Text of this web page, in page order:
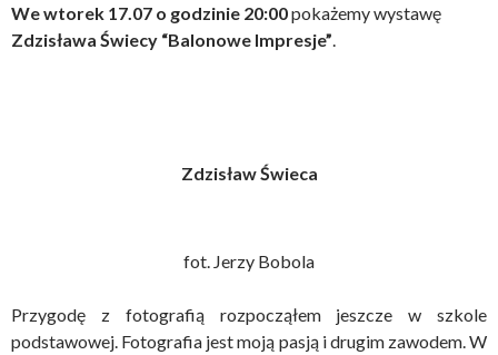
We wtorek 17.07 o godzinie 20:00pokażemy wystawę
Zdzisława Świecy “Balonowe Impresje”
Zdzisław Świeca
fot. Jerzy Bobola
Przygodę z fotografią rozpocząłem jeszcze w szkole
podstawowej. Fotografia jest moją pasją i drugim zawodem. W